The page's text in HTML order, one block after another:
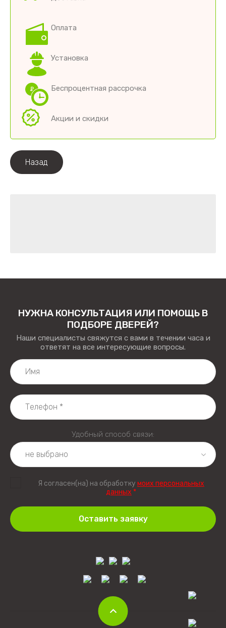
Оплата
Установка
Беспроцентная рассрочка
Акции и скидки
Назад
НУЖНА КОНСУЛЬТАЦИЯ ИЛИ ПОМОЩЬ В
ПОДБОРЕ ДВЕРЕЙ?
Наши специалисты свяжутся с вами в течении часа и
ответят на все интересующие вопросы.
Удобный способ связи:
Я согласен(на) на обработку моих персональных
данных *
Оставить заявку